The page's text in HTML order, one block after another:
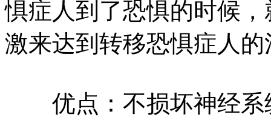
惧症人到了恐惧的时候
激来达到转移恐惧症人
优点：不损坏神经系